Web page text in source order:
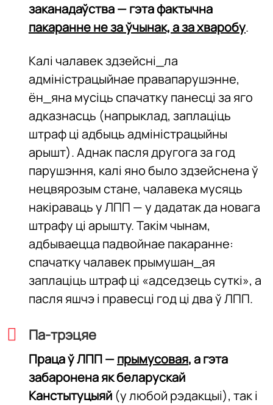
заканадаўства — гэта фактычна
пакаранне не за ўчынак, а за хваробу.
Калі чалавек здзейсні_ла
адміністрацыйнае правапарушэнне,
ён_яна мусіць спачатку панесці за яго
адказнасць (напрыклад, заплаціць
штраф ці адбыць адміністрацыйны
арышт). Аднак пасля другога за год
парушэння, калі яно было здзейснена ў
нецвярозым стане, чалавека мусяць
накіраваць у ЛПП — у дадатак да новага
штрафу ці арышту. Такім чынам,
адбываецца падвойнае пакаранне:
спачатку чалавек прымушан_ая
заплаціць штраф ці «адседзець суткі», а
пасля яшчэ і правесці год ці два ў ЛПП.
Па-трэцяе
Праца ў ЛПП —прымусовая, а гэта
забаронена як беларускай
Канстытуцыяй (у любой рэдакцыі), так і